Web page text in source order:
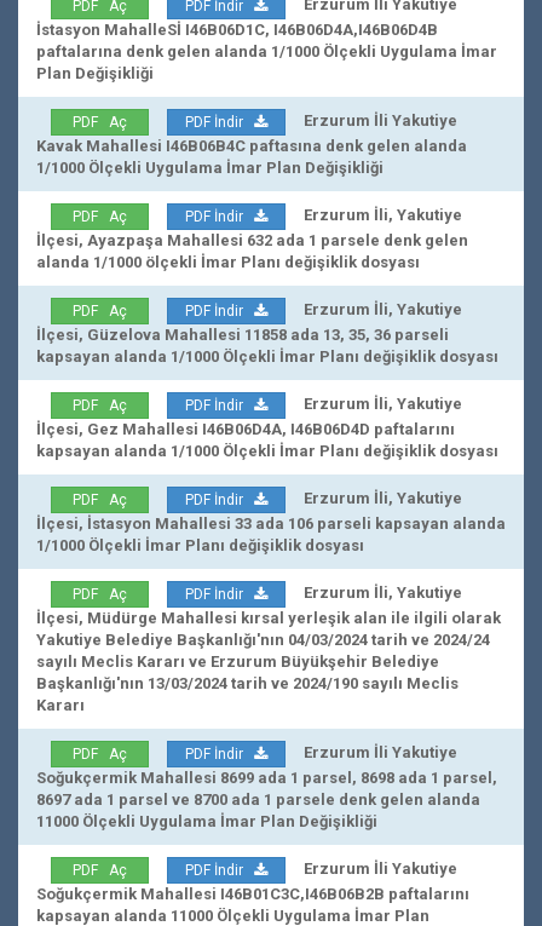
PDF Aç PDF İndir
Erzurum İli Yakutiye
İstasyon MahalleSİ I46B06D1C, I46B06D4A,I46B06D4B
paftalarına denk gelen alanda 1/1000 Ölçekli Uygulama İmar
Plan Değişikliği
PDF Aç PDF İndir
Erzurum İli Yakutiye
Kavak Mahallesi I46B06B4C paftasına denk gelen alanda
1/1000 Ölçekli Uygulama İmar Plan Değişikliği
PDF Aç PDF İndir
Erzurum İli, Yakutiye
İlçesi, Ayazpaşa Mahallesi 632 ada 1 parsele denk gelen
alanda 1/1000 ölçekli İmar Planı değişiklik dosyası
PDF Aç PDF İndir
Erzurum İli, Yakutiye
İlçesi, Güzelova Mahallesi 11858 ada 13, 35, 36 parseli
kapsayan alanda 1/1000 Ölçekli İmar Planı değişiklik dosyası
PDF Aç PDF İndir
Erzurum İli, Yakutiye
İlçesi, Gez Mahallesi I46B06D4A, I46B06D4D paftalarını
kapsayan alanda 1/1000 Ölçekli İmar Planı değişiklik dosyası
PDF Aç PDF İndir
Erzurum İli, Yakutiye
İlçesi, İstasyon Mahallesi 33 ada 106 parseli kapsayan alanda
1/1000 Ölçekli İmar Planı değişiklik dosyası
PDF Aç PDF İndir
Erzurum İli, Yakutiye
İlçesi, Müdürge Mahallesi kırsal yerleşik alan ile ilgili olarak
Yakutiye Belediye Başkanlığı'nın 04/03/2024 tarih ve 2024/24
sayılı Meclis Kararı ve Erzurum Büyükşehir Belediye
Başkanlığı'nın 13/03/2024 tarih ve 2024/190 sayılı Meclis
Kararı
PDF Aç PDF İndir
Erzurum İli Yakutiye
Soğukçermik Mahallesi 8699 ada 1 parsel, 8698 ada 1 parsel,
8697 ada 1 parsel ve 8700 ada 1 parsele denk gelen alanda
11000 Ölçekli Uygulama İmar Plan Değişikliği
PDF Aç PDF İndir
Erzurum İli Yakutiye
Soğukçermik Mahallesi I46B01C3C,I46B06B2B paftalarını
kapsayan alanda 11000 Ölçekli Uygulama İmar Plan